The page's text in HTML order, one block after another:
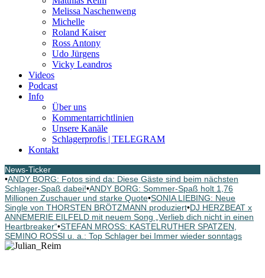
Melissa Naschenweng
Michelle
Roland Kaiser
Ross Antony
Udo Jürgens
Vicky Leandros
Videos
Podcast
Info
Über uns
Kommentarrichtlinien
Unsere Kanäle
Schlagerprofis | TELEGRAM
Kontakt
News-Ticker
•ANDY BORG: Fotos sind da: Diese Gäste sind beim nächsten
Schlager-Spaß dabei!•ANDY BORG: Sommer-Spaß holt 1,76
Millionen Zuschauer und starke Quote•SONIA LIEBING: Neue
Single von THORSTEN BRÖTZMANN produziert•DJ HERZBEAT x
ANNEMERIE EILFELD mit neuem Song „Verlieb dich nicht in einen
Heartbreaker“•STEFAN MROSS: KASTELRUTHER SPATZEN,
SEMINO ROSSI u. a.: Top Schlager bei Immer wieder sonntags